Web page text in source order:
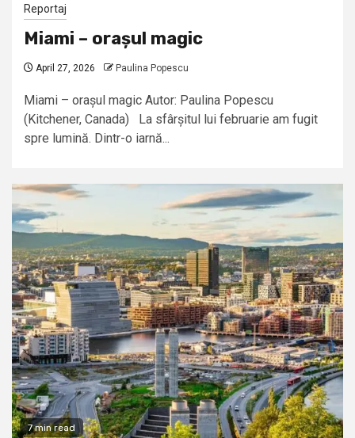
Reportaj
Miami – orașul magic
April 27, 2026 Paulina Popescu
Miami – orașul magic Autor: Paulina Popescu
(Kitchener, Canada) La sfârșitul lui februarie am fugit
spre lumină. Dintr-o iarnă...
7 min read